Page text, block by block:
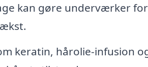
kan gøre underværker
keratin, hårolie-infusion